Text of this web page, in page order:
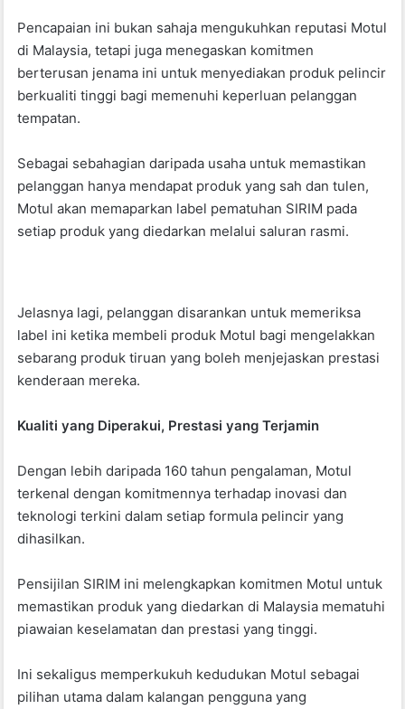
Pencapaian ini bukan sahaja mengukuhkan reputasi Motul
di Malaysia, tetapi juga menegaskan komitmen
berterusan jenama ini untuk menyediakan produk pelincir
berkualiti tinggi bagi memenuhi keperluan pelanggan
tempatan.
Sebagai sebahagian daripada usaha untuk memastikan
pelanggan hanya mendapat produk yang sah dan tulen,
Motul akan memaparkan label pematuhan SIRIM pada
setiap produk yang diedarkan melalui saluran rasmi.
Jelasnya lagi, pelanggan disarankan untuk memeriksa
label ini ketika membeli produk Motul bagi mengelakkan
sebarang produk tiruan yang boleh menjejaskan prestasi
kenderaan mereka.
Kualiti yang Diperakui, Prestasi yang Terjamin
Dengan lebih daripada 160 tahun pengalaman, Motul
terkenal dengan komitmennya terhadap inovasi dan
teknologi terkini dalam setiap formula pelincir yang
dihasilkan.
Pensijilan SIRIM ini melengkapkan komitmen Motul untuk
memastikan produk yang diedarkan di Malaysia mematuhi
piawaian keselamatan dan prestasi yang tinggi.
Ini sekaligus memperkukuh kedudukan Motul sebagai
pilihan utama dalam kalangan pengguna yang